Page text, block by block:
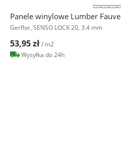
Panele winylowe Lumber Fauve
Gerflor, SENSO LOCK 20, 3.4 mm
53,95 zł / m2
Wysyłka do 24h